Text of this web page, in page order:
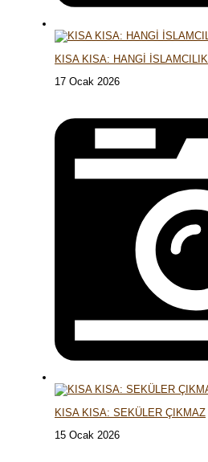
KISA KISA: HANGİ İSLAMCILIK
17 Ocak 2026
KISA KISA: SEKÜLER ÇIKMAZ
15 Ocak 2026